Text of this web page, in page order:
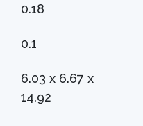
0.18
0.1
6.03 x 6.67 x
14.92